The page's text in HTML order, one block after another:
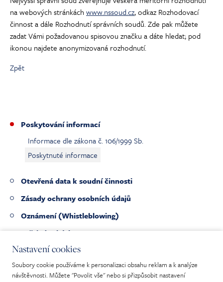
na webových stránkách www.nssoud.cz, odkaz Rozhodovací
činnost a dále Rozhodnutí správních soudů. Zde pak můžete
zadat Vámi požadovanou spisovou značku a dáte hledat; pod
ikonou najdete anonymizovaná rozhodnutí.
Zpět
Poskytování informací
Informace dle zákona č. 106/1999 Sb.
Poskytnuté informace
Otevřená data k soudní činnosti
Zásady ochrany osobních údajů
Oznámení (Whistleblowing)
Veřejné zakázky
Pracovní nabídky
Nabídka nepotřebného majetku
Nastavení cookies
Soubory cookie používáme k personalizaci obsahu reklam a k analýze
návštěvnosti. Můžete "Povolit vše" nebo si přizpůsobit nastavení